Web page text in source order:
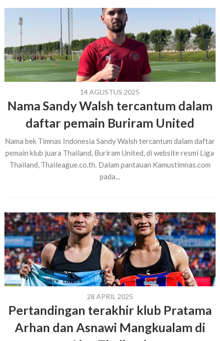
14 AGUSTUS 2025
Nama Sandy Walsh tercantum dalam
daftar pemain Buriram United
Nama bek Timnas Indonesia Sandy Walsh tercantum dalam daftar
pemain klub juara Thailand, Buriram United, di website resmi Liga
Thailand, Thaileague.co.th. Dalam pantauan Kamustimnas.com
pada...
28 APRIL 2025
Pertandingan terakhir klub Pratama
Arhan dan Asnawi Mangkualam di